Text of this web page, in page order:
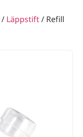
/ Läppstift/ Refill